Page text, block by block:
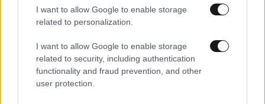
I want to allow Google to enable storage
related to personalization.
I want to allow Google to enable storage
related to security, including authentication
functionality and fraud prevention, and other
user protection.
προεκλογική, αλλά δεν είναι παροχολογική» –
Τέλος Αυγούστου οι αποφάσεις για τα μέτρα